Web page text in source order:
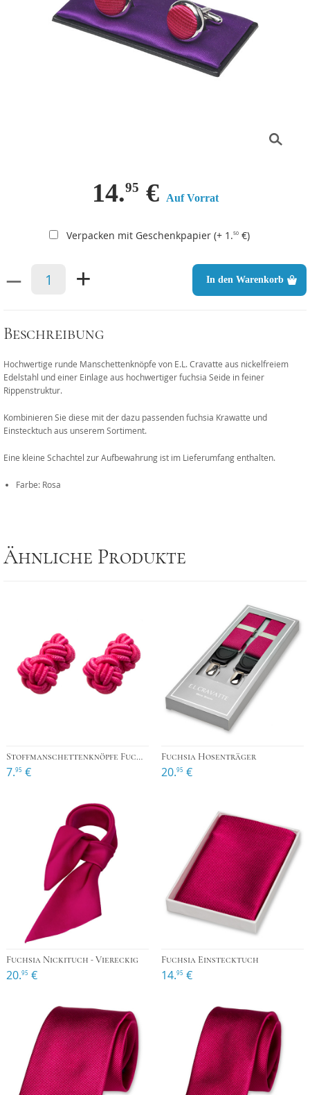
14.95 € Auf Vorrat
Verpacken mit Geschenkpapier (+ 1.50 €)
– + In den Warenkorb
Beschreibung
Hochwertige runde Manschettenknöpfe von E.L. Cravatte aus nickelfreiem
Edelstahl und einer Einlage aus hochwertiger fuchsia Seide in feiner
Rippenstruktur.
Kombinieren Sie diese mit der dazu passenden fuchsia Krawatte und
Einstecktuch aus unserem Sortiment.
Eine kleine Schachtel zur Aufbewahrung ist im Lieferumfang enthalten.
Farbe: Rosa
Ähnliche Produkte
Stoffmanschettenknöpfe Fuchsia-Rosa
7.95 €
Fuchsia Hosenträger
20.95 €
Fuchsia Nickituch - Viereckig
20.95 €
Fuchsia Einstecktuch
14.95 €